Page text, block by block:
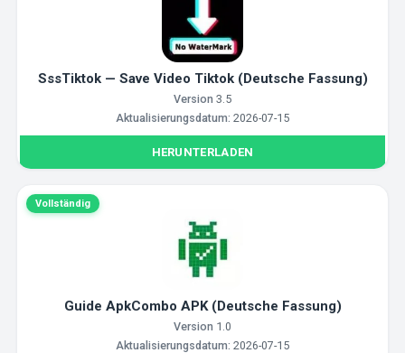
SssTiktok — Save Video Tiktok (Deutsche Fassung)
Version 3.5
Aktualisierungsdatum: 2026-07-15
HERUNTERLADEN
Vollständig
Guide ApkCombo APK (Deutsche Fassung)
Version 1.0
Aktualisierungsdatum: 2026-07-15